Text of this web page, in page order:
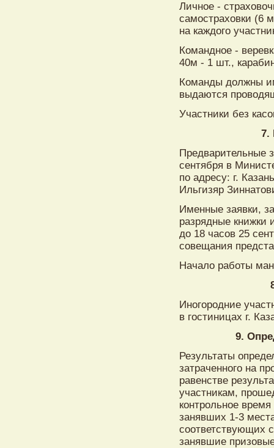
Личное -
самостраховки (6
на каждого
Командное -
40м - 1 шт.,
Команды должны
выдаются
Участники без
7.
Предварительные
сентября в
по адресу: г.
Ильгизяр
Именные заявки,
разрядные книжки
до 18 часов 25
совещания
Начало работы
Иногородние
в гостиницах г.
9.
Результаты
затраченного на
равенстве
участникам,
контрольное
занявших 1-3
соответствующих
занявшие